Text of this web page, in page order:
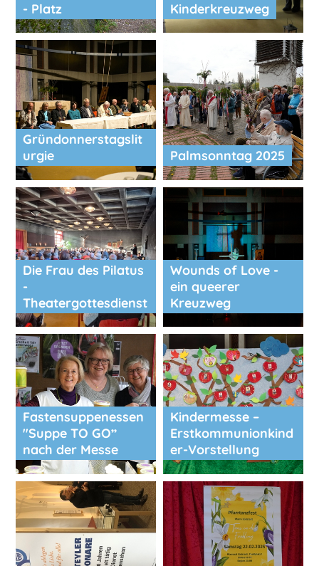
- Platz
Kinderkreuzweg
Gründonnerstagslit
urgie
Palmsonntag 2025
Die Frau des Pilatus
-
Theatergottesdienst
Wounds of Love -
ein queerer
Kreuzweg
Fastensuppenessen
"Suppe TO GO”
nach der Messe
Kindermesse –
Erstkommunionkind
er-Vorstellung